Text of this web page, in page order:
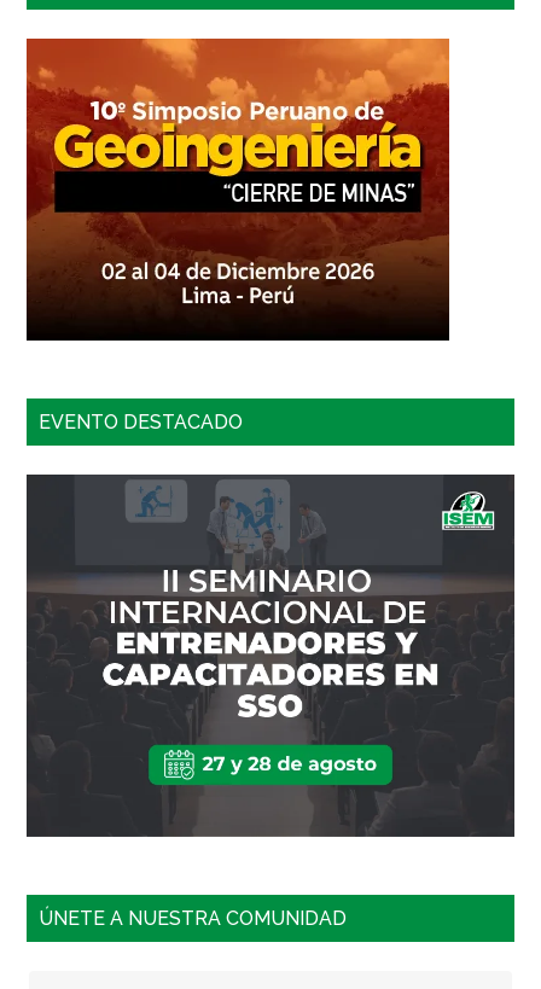
EVENTO DESTACADO
ÚNETE A NUESTRA COMUNIDAD